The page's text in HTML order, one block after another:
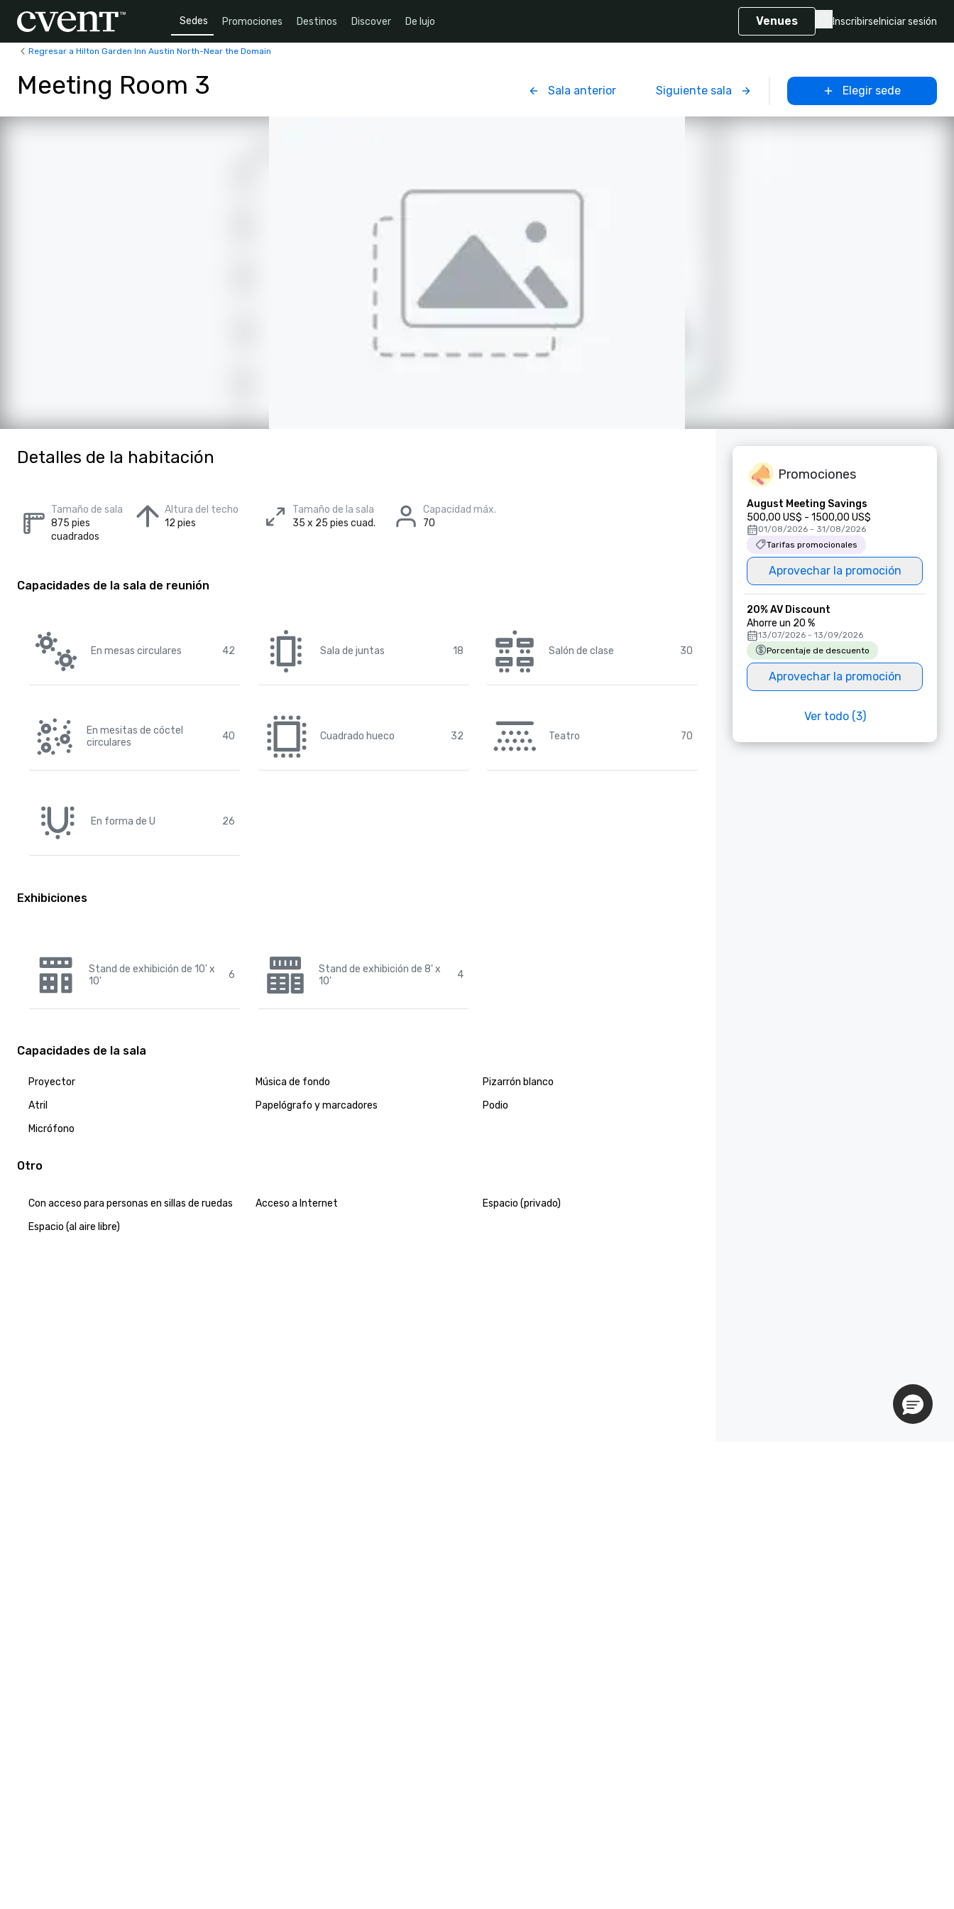
Sedes Promociones Destinos Discover De lujo Venues Inscribirse Iniciar sesión
Regresar a Hilton Garden Inn Austin North-Near the Domain
Meeting Room 3 Sala anterior Siguiente sala Elegir sede
Detalles de la habitación
Tamaño de sala
875 pies
cuadrados
Altura del techo
12 pies
Tamaño de la sala
35 x 25 pies cuad.
Capacidad máx.
70
Capacidades de la sala de reunión
En mesas circulares 42 Sala de juntas 18 Salón de clase 30
En mesitas de cóctel
circulares
40 Cuadrado hueco 32 Teatro 70
En forma de U 26
Exhibiciones
Stand de exhibición de 10' x
10'
6
Stand de exhibición de 8' x
10'
4
Capacidades de la sala
Proyector Música de fondo
Pizarrón blanco
Atril
Papelógrafo y marcadores
Podio
Micrófono
Otro
Con acceso para personas en sillas de ruedas Acceso a Internet
Espacio (privado)
Espacio (al aire libre)
Promociones
August Meeting Savings
500,00 US$ - 1500,00 US$
01/08/2026 - 31/08/2026
Tarifas promocionales
Aprovechar la promoción
20% AV Discount
Ahorre un 20 %
13/07/2026 - 13/09/2026
Porcentaje de descuento
Aprovechar la promoción
Ver todo (3)